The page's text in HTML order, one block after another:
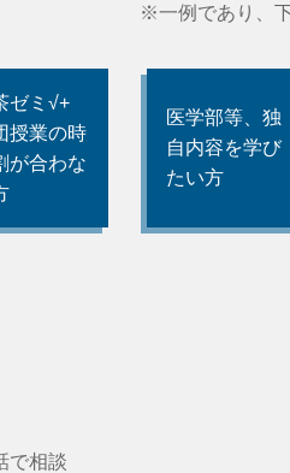
※一例であり、
ゼミ√+
授業の時
が合わな
医学部等、独
自内容を学び
たい方
で相談